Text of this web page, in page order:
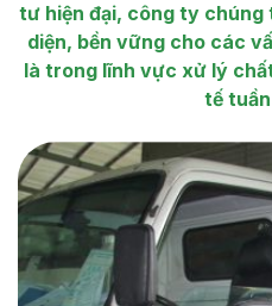
tư hiện đại, công ty chúng
diện, bền vững cho các
là trong lĩnh vực xử lý
tế